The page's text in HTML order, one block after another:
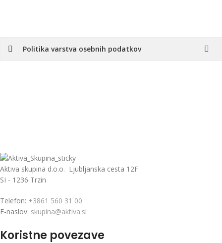
Politika varstva osebnih podatkov
Aktiva skupina d.o.o. Ljubljanska cesta 12F
SI - 1236 Trzin
Telefon: +3861 560 31 00
E-naslov: skupina@aktiva.si
Koristne povezave